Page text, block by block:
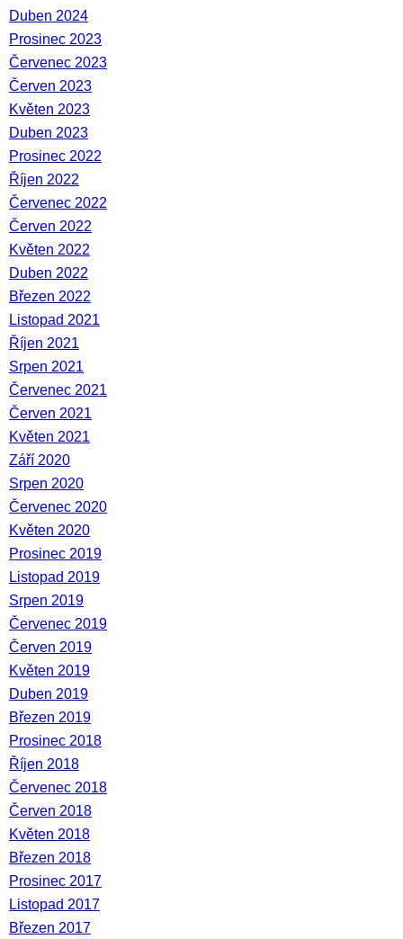
Duben 2024
Prosinec 2023
Červenec 2023
Červen 2023
Květen 2023
Duben 2023
Prosinec 2022
Říjen 2022
Červenec 2022
Červen 2022
Květen 2022
Duben 2022
Březen 2022
Listopad 2021
Říjen 2021
Srpen 2021
Červenec 2021
Červen 2021
Květen 2021
Září 2020
Srpen 2020
Červenec 2020
Květen 2020
Prosinec 2019
Listopad 2019
Srpen 2019
Červenec 2019
Červen 2019
Květen 2019
Duben 2019
Březen 2019
Prosinec 2018
Říjen 2018
Červenec 2018
Červen 2018
Květen 2018
Březen 2018
Prosinec 2017
Listopad 2017
Březen 2017